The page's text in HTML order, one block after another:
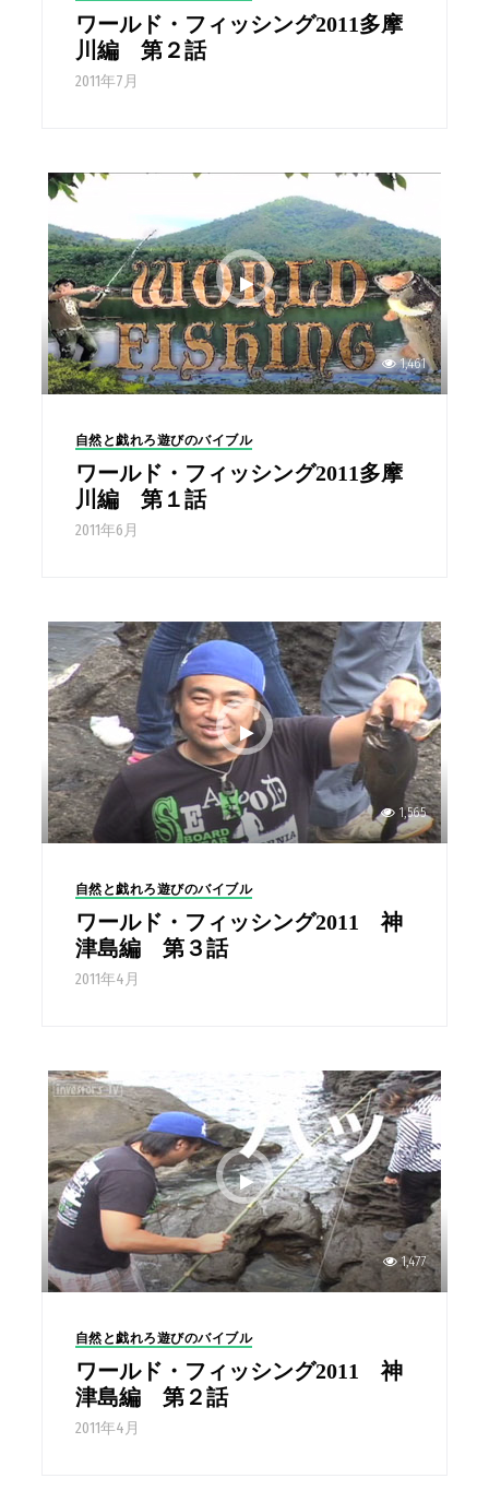
ワールド・フィッシング2011多摩
川編 第２話
2011年7月
1,461
自然と戯れろ遊びのバイブル
ワールド・フィッシング2011多摩
川編 第１話
2011年6月
1,565
自然と戯れろ遊びのバイブル
ワールド・フィッシング2011 神
津島編 第３話
2011年4月
1,477
自然と戯れろ遊びのバイブル
ワールド・フィッシング2011 神
津島編 第２話
2011年4月